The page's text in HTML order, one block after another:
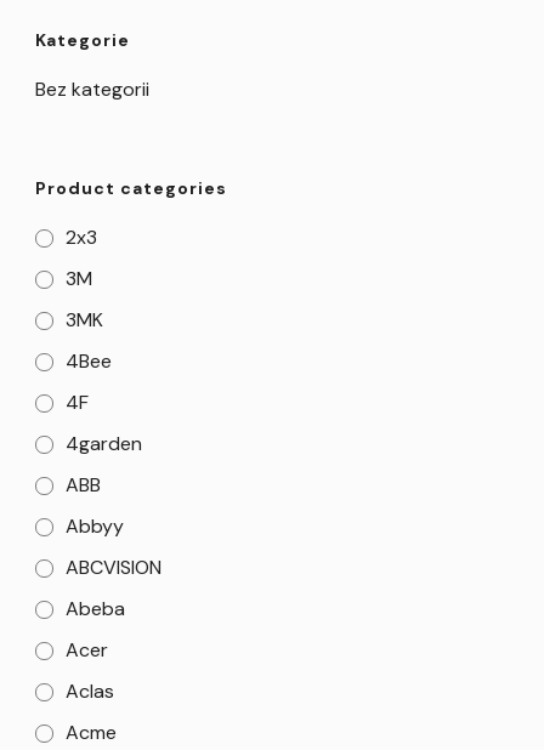
Kategorie
Bez kategorii
Product categories
2x3
3M
3MK
4Bee
4F
4garden
ABB
Abbyy
ABCVISION
Abeba
Acer
Aclas
Acme